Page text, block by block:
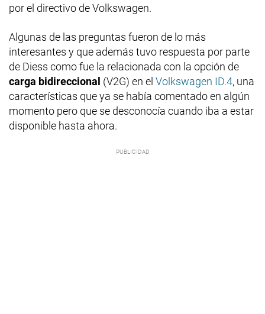
por el directivo de Volkswagen.
Algunas de las preguntas fueron de lo más
interesantes y que además tuvo respuesta por parte
de Diess como fue la relacionada con la opción de
carga bidireccional (V2G) en el Volkswagen ID.4, una
características que ya se había comentado en algún
momento pero que se desconocía cuando iba a estar
disponible hasta ahora.